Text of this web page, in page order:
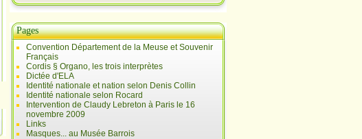
Pages
Convention Département de la Meuse et Souvenir
Français
Cordis § Organo, les trois interprètes
Dictée d'ELA
Identité nationale et nation selon Denis Collin
Identité nationale selon Rocard
Intervention de Claudy Lebreton à Paris le 16
novembre 2009
Links
Masques... au Musée Barrois